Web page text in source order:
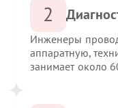
2
Инженеры
аппаратную,
занимает около